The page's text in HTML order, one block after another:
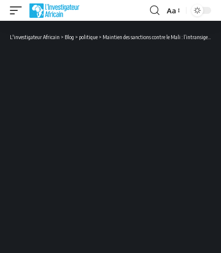
Font
Aa
L'investigateur Africain > Blog > politique > Maintien des sanctions contre le Mali : l’intransigeance de la Cédéao fustige